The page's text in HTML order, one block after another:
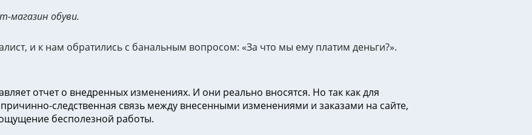
магазин обуви.
и к нам обратились с банальным вопросом: «За что мы ему платим деньги?».
отчет о внедренных изменениях. И они реально вносятся. Но так как для
следственная связь между внесенными изменениями и заказами на сайте,
бесполезной работы.